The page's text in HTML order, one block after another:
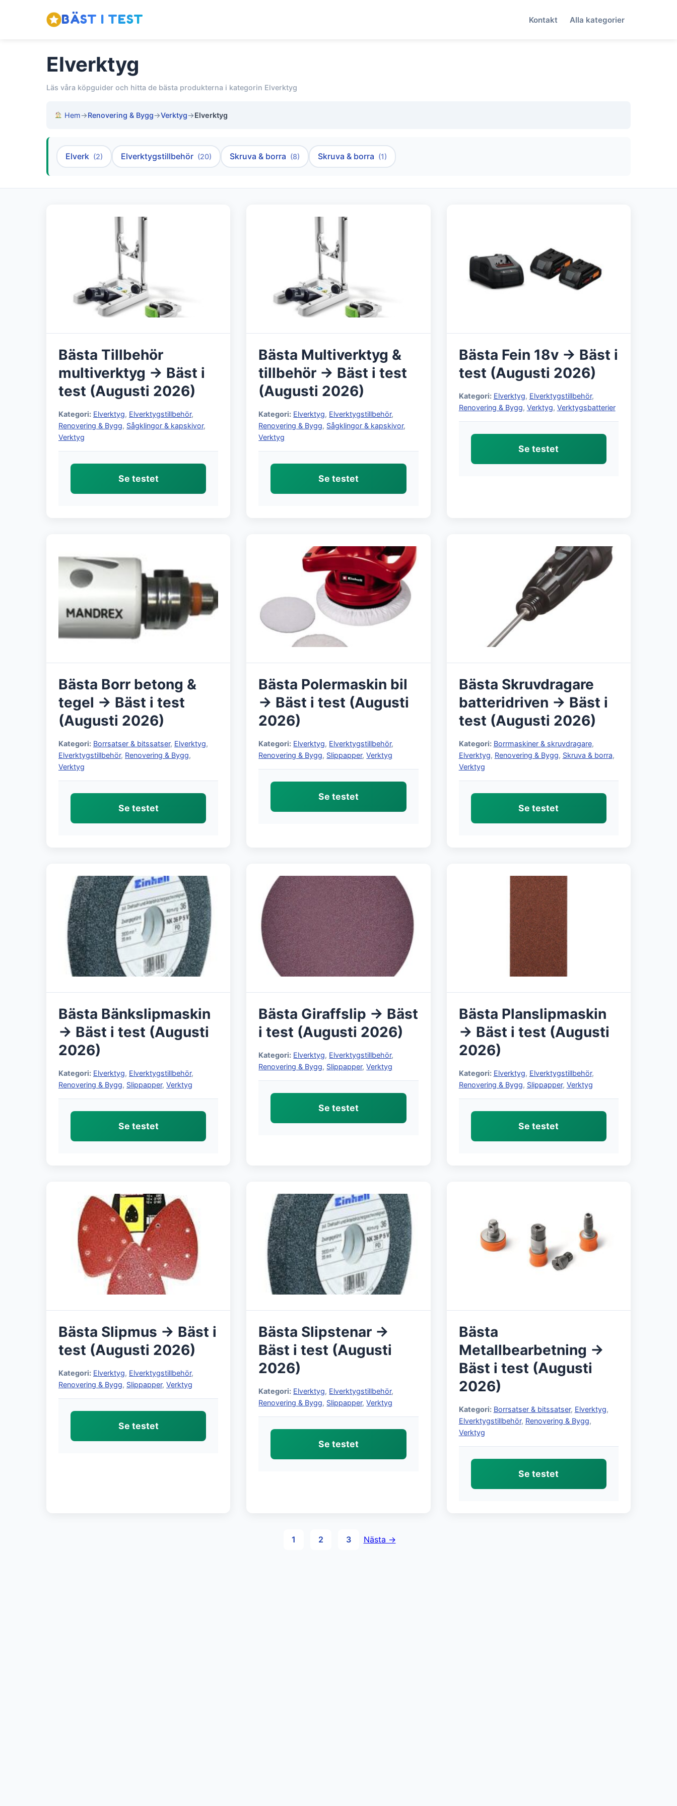
BÄST I TEST Kontakt Alla kategorier
Elverktyg
Läs våra köpguider och hitta de bästa produkterna i kategorin Elverktyg
Hem→Renovering & Bygg→Verktyg→Elverktyg
Elverk (2) Elverktygstillbehör (20) Skruva & borra (8) Skruva & borra (1)
Bästa Tillbehör
multiverktyg → Bäst i
test (Augusti 2026)
Kategori: Elverktyg, Elverktygstillbehör,
Renovering & Bygg, Sågklingor & kapskivor,
Verktyg
Se testet
Bästa Multiverktyg &
tillbehör → Bäst i test
(Augusti 2026)
Kategori: Elverktyg, Elverktygstillbehör,
Renovering & Bygg, Sågklingor & kapskivor,
Verktyg
Se testet
Bästa Fein 18v → Bäst i
test (Augusti 2026)
Kategori: Elverktyg, Elverktygstillbehör,
Renovering & Bygg, Verktyg, Verktygsbatterier
Se testet
Bästa Borr betong &
tegel → Bäst i test
(Augusti 2026)
Kategori: Borrsatser & bitssatser, Elverktyg,
Elverktygstillbehör, Renovering & Bygg,
Verktyg
Se testet
Bästa Polermaskin bil
→ Bäst i test (Augusti
2026)
Kategori: Elverktyg, Elverktygstillbehör,
Renovering & Bygg, Slippapper,Verktyg
Se testet
Bästa Skruvdragare
batteridriven → Bäst i
test (Augusti 2026)
Kategori: Borrmaskiner & skruvdragare,
Elverktyg, Renovering & Bygg, Skruva & borra,
Verktyg
Se testet
Bästa Bänkslipmaskin
→ Bäst i test (Augusti
2026)
Kategori: Elverktyg, Elverktygstillbehör,
Renovering & Bygg, Slippapper, Verktyg
Se testet
Bästa Giraffslip → Bäst
i test (Augusti 2026)
Kategori: Elverktyg, Elverktygstillbehör,
Renovering & Bygg, Slippapper,Verktyg
Se testet
Bästa Planslipmaskin
→ Bäst i test (Augusti
2026)
Kategori: Elverktyg, Elverktygstillbehör,
Renovering & Bygg, Slippapper, Verktyg
Se testet
Bästa Slipmus → Bäst i
test (Augusti 2026)
Kategori: Elverktyg, Elverktygstillbehör,
Renovering & Bygg, Slippapper, Verktyg
Se testet
Bästa Slipstenar →
Bäst i test (Augusti
2026)
Kategori: Elverktyg, Elverktygstillbehör,
Renovering & Bygg, Slippapper,Verktyg
Se testet
Bästa
Metallbearbetning →
Bäst i test (Augusti
2026)
Kategori: Borrsatser & bitssatser, Elverktyg,
Elverktygstillbehör, Renovering & Bygg,
Verktyg
Se testet
1 2 3 Nästa →